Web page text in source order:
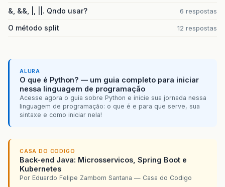
&, &&, |, ||. Qndo usar? 6 respostas
O método split 12 respostas
ALURA
O que é Python? — um guia completo para iniciar
nessa linguagem de programação
Acesse agora o guia sobre Python e inicie sua jornada nessa
linguagem de programação: o que é e para que serve, sua
sintaxe e como iniciar nela!
CASA DO CODIGO
Back-end Java: Microsservicos, Spring Boot e
Kubernetes
Por Eduardo Felipe Zambom Santana — Casa do Codigo